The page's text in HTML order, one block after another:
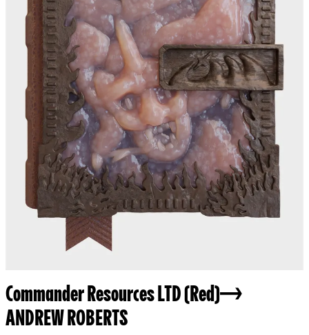
Commander Resources LTD (Red)
ANDREW ROBERTS